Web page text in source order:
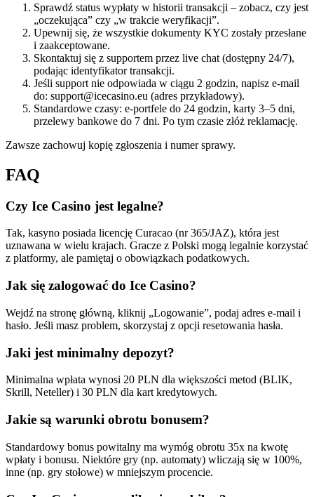
Sprawdź status wypłaty w historii transakcji – zobacz, czy jest
„oczekująca” czy „w trakcie weryfikacji”.
Upewnij się, że wszystkie dokumenty KYC zostały przesłane
i zaakceptowane.
Skontaktuj się z supportem przez live chat (dostępny 24/7),
podając identyfikator transakcji.
Jeśli support nie odpowiada w ciągu 2 godzin, napisz e-mail
do: support@icecasino.eu (adres przykładowy).
Standardowe czasy: e-portfele do 24 godzin, karty 3–5 dni,
przelewy bankowe do 7 dni. Po tym czasie złóż reklamację.
Zawsze zachowuj kopię zgłoszenia i numer sprawy.
FAQ
Czy Ice Casino jest legalne?
Tak, kasyno posiada licencję Curacao (nr 365/JAZ), która jest
uznawana w wielu krajach. Gracze z Polski mogą legalnie korzystać
z platformy, ale pamiętaj o obowiązkach podatkowych.
Jak się zalogować do Ice Casino?
Wejdź na stronę główną, kliknij „Logowanie”, podaj adres e-mail i
hasło. Jeśli masz problem, skorzystaj z opcji resetowania hasła.
Jaki jest minimalny depozyt?
Minimalna wpłata wynosi 20 PLN dla większości metod (BLIK,
Skrill, Neteller) i 30 PLN dla kart kredytowych.
Jakie są warunki obrotu bonusem?
Standardowy bonus powitalny ma wymóg obrotu 35x na kwotę
wpłaty i bonusu. Niektóre gry (np. automaty) wliczają się w 100%,
inne (np. gry stołowe) w mniejszym procencie.